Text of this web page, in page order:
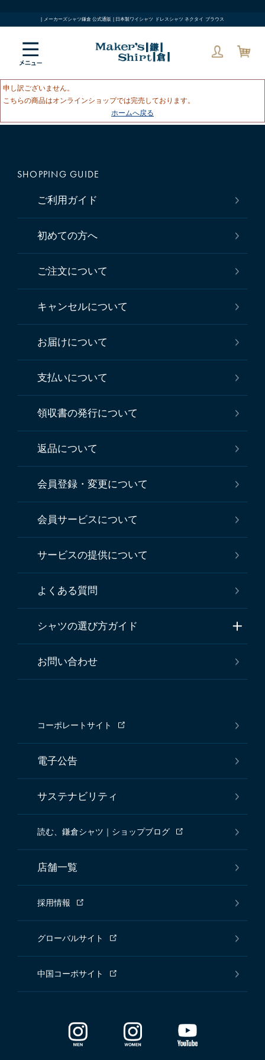
| メーカーズシャツ鎌倉 公式通販 | 日本製ワイシャツ ドレスシャツ ネクタイ ブラウス
申し訳ございません。
こちらの商品はオンラインショップでは完売しております。
ホームへ戻る
SHOPPING GUIDE
ご利用ガイド
初めての方へ
ご注文について
キャンセルについて
お届けについて
支払いについて
領収書の発行について
返品について
会員登録・変更について
会員サービスについて
サービスの提供について
よくある質問
シャツの選び方ガイド
お問い合わせ
コーポレートサイト
電子公告
サステナビリティ
読む、鎌倉シャツ｜ショップブログ
店舗一覧
採用情報
グローバルサイト
中国コーポサイト